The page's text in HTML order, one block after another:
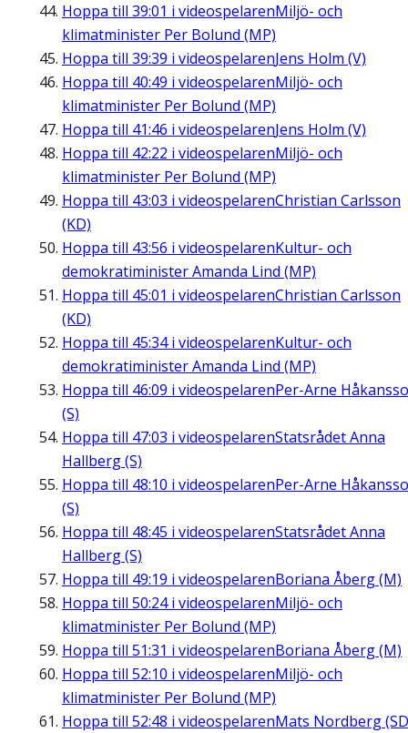
Hoppa till 39:01 i videospelarenMiljö- och
klimatminister Per Bolund (MP)
Hoppa till 39:39 i videospelarenJens Holm (V)
Hoppa till 40:49 i videospelarenMiljö- och
klimatminister Per Bolund (MP)
Hoppa till 41:46 i videospelarenJens Holm (V)
Hoppa till 42:22 i videospelarenMiljö- och
klimatminister Per Bolund (MP)
Hoppa till 43:03 i videospelarenChristian Carlsson
(KD)
Hoppa till 43:56 i videospelarenKultur- och
demokratiminister Amanda Lind (MP)
Hoppa till 45:01 i videospelarenChristian Carlsson
(KD)
Hoppa till 45:34i videospelarenKultur- och
demokratiminister Amanda Lind (MP)
Hoppa till 46:09 i videospelarenPer-Arne
(S)
Hoppa till 47:03 i videospelarenStatsrådet Anna
Hallberg (S)
Hoppa till 48:10 i videospelarenPer-Arne
(S)
Hoppa till 48:45 i videospelarenStatsrådet Anna
Hallberg (S)
Hoppa till 49:19 i videospelarenBoriana Åberg (M)
Hoppa till 50:24i videospelarenMiljö- och
klimatminister Per Bolund (MP)
Hoppa till 51:31 i videospelarenBoriana Åberg (M)
Hoppa till 52:10 i videospelarenMiljö- och
klimatminister Per Bolund (MP)
Hoppa till 52:48 i videospelarenMats Nordberg